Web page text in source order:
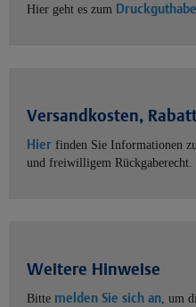
Hier geht es zum
Versandkosten,
Hier finden Sie Informationen
und freiwilligem Rückgaberecht.
Weitere Hinweise
Bitte melden Sie sich an, um